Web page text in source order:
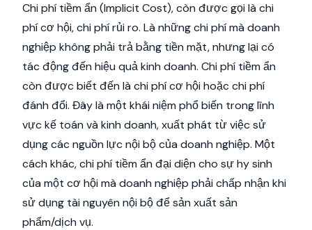
Chi phí tiềm ẩn (Implicit Cost), còn được gọi là chi
phí cơ hội, chi phí rủi ro. Là những chi phí mà doanh
nghiệp không phải trả bằng tiền mặt, nhưng lại có
tác động đến hiệu quả kinh doanh. Chi phí tiềm ẩn
còn được biết đến là chi phí cơ hội hoặc chi phí
đánh đổi. Đây là một khái niệm phổ biến trong lĩnh
vực kế toán và kinh doanh, xuất phát từ việc sử
dụng các nguồn lực nội bộ của doanh nghiệp. Một
cách khác, chi phí tiềm ẩn đại diện cho sự hy sinh
của một cơ hội mà doanh nghiệp phải chấp nhận khi
sử dụng tài nguyên nội bộ để sản xuất sản
phẩm/dịch vụ.